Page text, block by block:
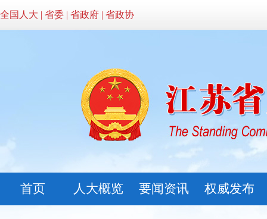
全国人大 | 省委 | 省政府 | 省政协
首页 人大概览 要闻资讯 权威发布